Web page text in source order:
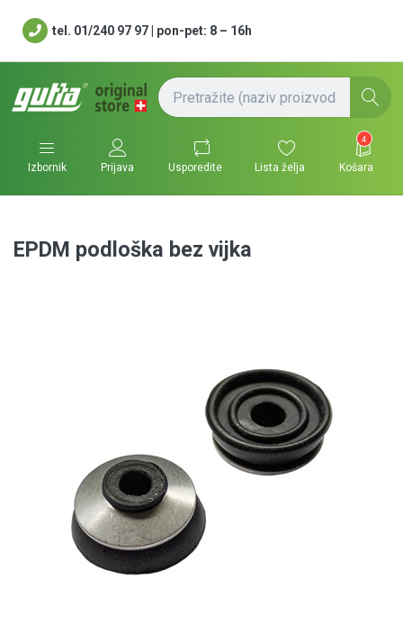
tel. 01/240 97 97 | pon-pet: 8 – 16h
Izbornik Prijava Usporedite Lista želja
4
Košara
EPDM podloška bez vijka